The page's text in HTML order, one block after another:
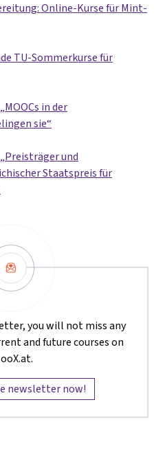
Online-Kurse für Mint-
TU-Sommerkurse für
MOOCs in der
sie
Preisträger und
Staatspreis für
Newsletter
you will not miss any
and future courses on
newsletter now!